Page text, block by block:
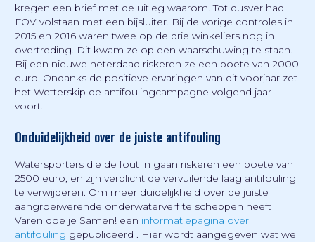
kregen een brief met de uitleg waarom. Tot dusver had
FOV volstaan met een bijsluiter. Bij de vorige controles in
2015 en 2016 waren twee op de drie winkeliers nog in
overtreding. Dit kwam ze op een waarschuwing te staan.
Bij een nieuwe heterdaad riskeren ze een boete van 2000
euro. Ondanks de positieve ervaringen van dit voorjaar zet
het Wetterskip de antifoulingcampagne volgend jaar
voort.
Onduidelijkheid over de juiste antifouling
Watersporters die de fout in gaan riskeren een boete van
2500 euro, en zijn verplicht de vervuilende laag antifouling
te verwijderen. Om meer duidelijkheid over de juiste
aangroeiwerende onderwaterverf te scheppen heeft
Varen doe je Samen! een informatiepagina over
antifouling gepubliceerd . Hier wordt aangegeven wat wel